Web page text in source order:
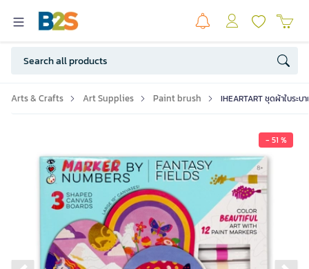
Arts & Crafts Art Supplies Paint brush IHEARTART ชุดผ้าใบระ
- 51 %